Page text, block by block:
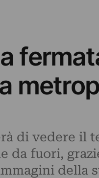
di vedere il
da fuori,
della